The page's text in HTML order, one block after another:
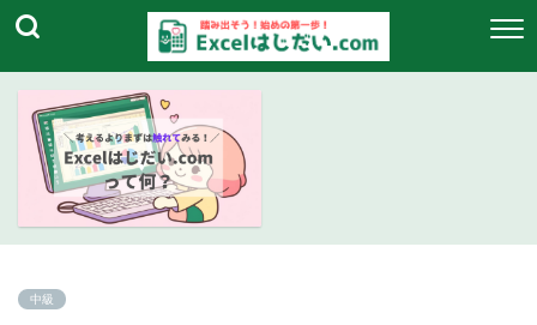
中級